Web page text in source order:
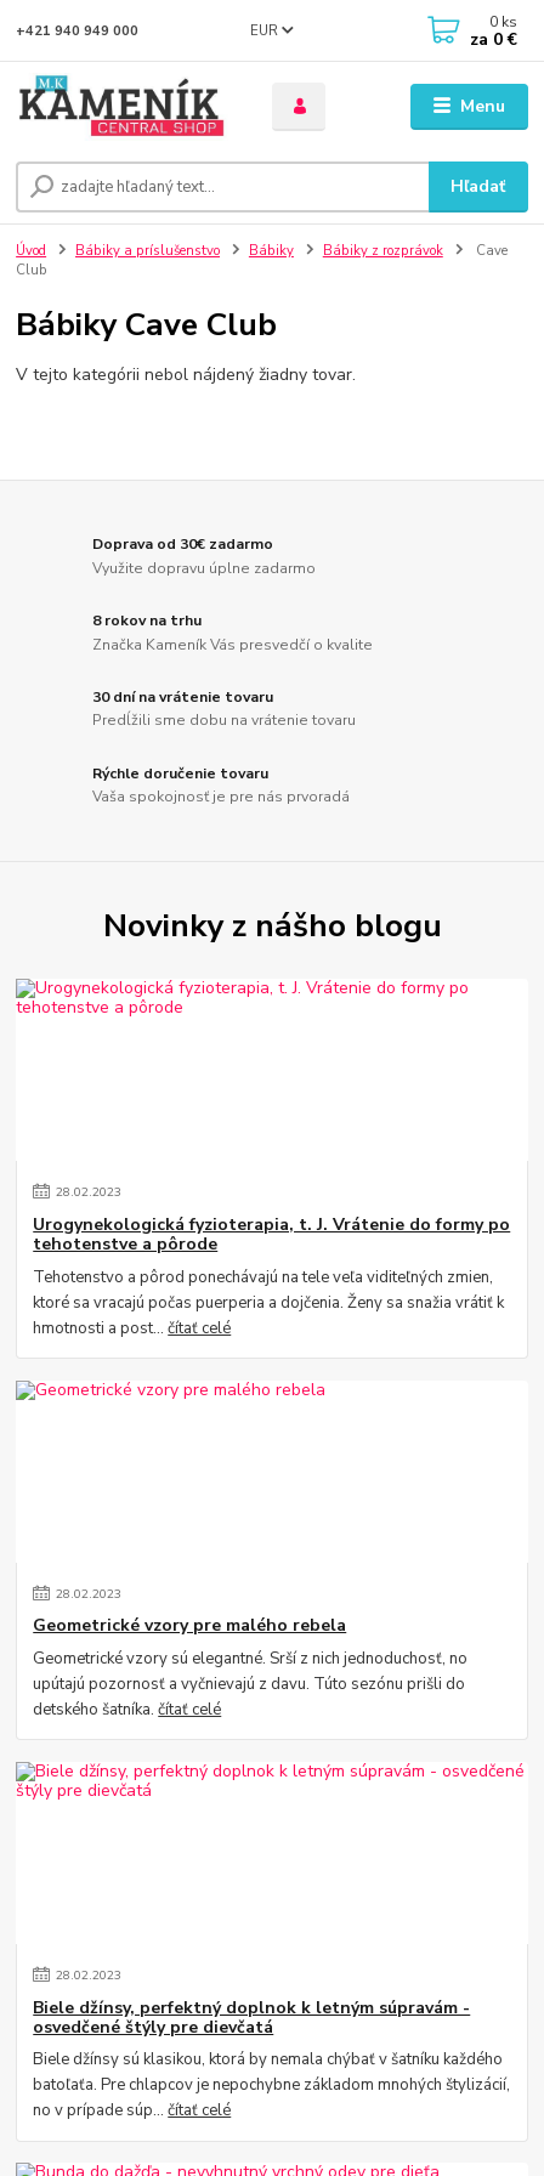
Menu
EUR
Hľadať
+421 940 949 000 0 ks
za 0 €
Úvod Bábiky a príslušenstvo Bábiky Bábiky z rozprávok
Cave
Club
Bábiky Cave Club
V tejto kategórii nebol nájdený žiadny tovar.
Doprava od 30€ zadarmo
Využite dopravu úplne zadarmo
8 rokov na trhu
Značka Kameník Vás presvedčí o kvalite
30 dní na vrátenie tovaru
Predĺžili sme dobu na vrátenie tovaru
Rýchle doručenie tovaru
Vaša spokojnosť je pre nás prvoradá
Novinky z nášho blogu
28.02.2023
Urogynekologická fyzioterapia, t. J. Vrátenie do formy po
tehotenstve a pôrode
Tehotenstvo a pôrod ponechávajú na tele veľa viditeľných zmien,
ktoré sa vracajú počas puerperia a dojčenia. Ženy sa snažia vrátiť k
hmotnosti a post...čítať celé
28.02.2023
Geometrické vzory pre malého rebela
Geometrické vzory sú elegantné. Srší z nich jednoduchosť, no
upútajú pozornosť a vyčnievajú z davu. Túto sezónu prišli do
detského šatníka.čítať celé
28.02.2023
Biele džínsy, perfektný doplnok k letným súpravám -
osvedčené štýly pre dievčatá
Biele džínsy sú klasikou, ktorá by nemala chýbať v šatníku každého
batoľaťa. Pre chlapcov je nepochybne základom mnohých štylizácií,
no v prípade súp...čítať celé